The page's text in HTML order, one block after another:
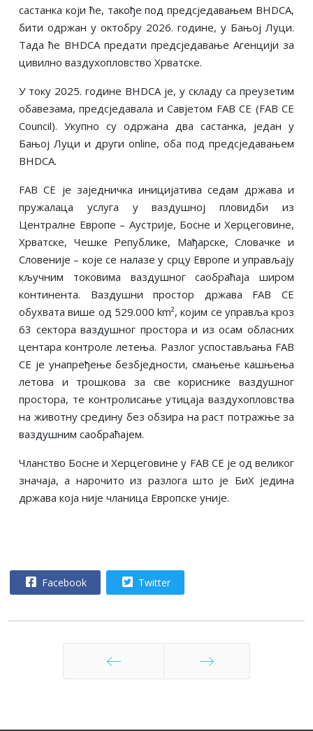
састанка који ће, такође под предсједавањем BHDCA,
бити одржан у октобру 2026. године, у Бањој Луци.
Тада ће BHDCA предати предсједавање Агенцији за
цивилно ваздухопловство Хрватске.
У току 2025. године BHDCA je, у складу са преузетим
обавезама, предсједавала и Савјетом FAB CE (FAB CE
Council). Укупно су одржана два састанка, један у
Бањој Луци и други online, оба под предсједавањем
BHDCA.
FAB CE је заједничка иницијатива седам држава и
пружалаца услуга у ваздушној пловидби из
Централне Европе – Аустрије, Босне и Херцеговине,
Хрватске, Чешке Републике, Мађарске, Словачке и
Словеније – које се налазе у срцу Европе и управљају
кључним токовима ваздушног саобраћаја широм
континента. Ваздушни простор држава FAB CE
обухвата више од 529.000 km², којим се управља кроз
63 сектора ваздушног простора и из осам обласних
центара контроле летења. Разлог успостављања FAB
CE је унапређење безбједности, смањење кашњења
летова и трошкова за све кориснике ваздушног
простора, те контролисање утицаја ваздухопловства
на животну средину без обзира на раст потражње за
ваздушним саобраћајем.
Чланство Босне и Херцеговине у FAB CE је од великог
значаја, а нарочито из разлога што је БиХ једина
држава која није чланица Европске уније.
Facebook Twitter